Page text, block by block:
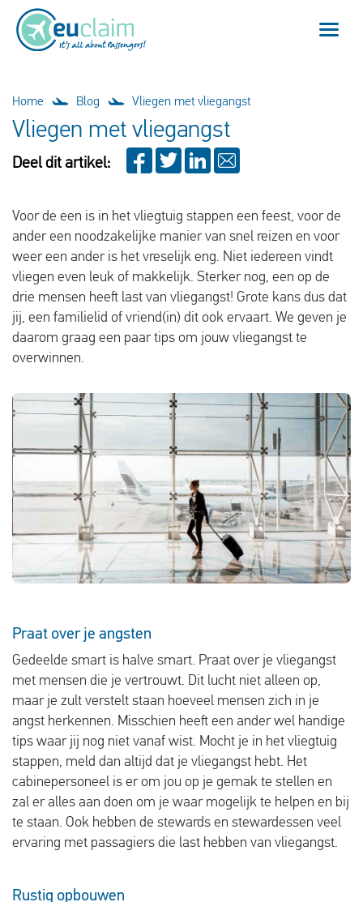
Gemaakte kosten
Vlucht gewijzigd
Aansluiting gemist
Over ons
Contact
Nederlands
Vlucht vertraagd
Vlucht geannuleerd
Veelgestelde vragen
Inloggen
Home Blog Vliegen met vliegangst
Vliegen met vliegangst
Deel dit artikel:
Voor de een is in het vliegtuig stappen een feest, voor de
ander een noodzakelijke manier van snel reizen en voor
weer een ander is het vreselijk eng. Niet iedereen vindt
vliegen even leuk of makkelijk. Sterker nog, een op de
drie mensen heeft last van vliegangst! Grote kans dus dat
jij, een familielid of vriend(in) dit ook ervaart. We geven je
daarom graag een paar tips om jouw vliegangst te
overwinnen.
Praat over je angsten
Gedeelde smart is halve smart. Praat over je vliegangst
met mensen die je vertrouwt. Dit lucht niet alleen op,
maar je zult verstelt staan hoeveel mensen zich in je
angst herkennen. Misschien heeft een ander wel handige
tips waar jij nog niet vanaf wist. Mocht je in het vliegtuig
stappen, meld dan altijd dat je vliegangst hebt. Het
cabinepersoneel is er om jou op je gemak te stellen en
zal er alles aan doen om je waar mogelijk te helpen en bij
te staan. Ook hebben de stewards en stewardessen veel
ervaring met passagiers die last hebben van vliegangst.
Rustig opbouwen